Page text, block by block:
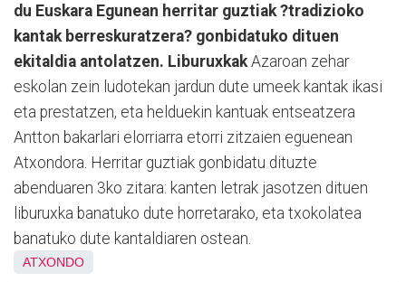
du Euskara Egunean herritar guztiak ?tradizioko
kantak berreskuratzera? gonbidatuko dituen
ekitaldia antolatzen. Liburuxkak Azaroan zehar
eskolan zein ludotekan jardun dute umeek kantak ikasi
eta prestatzen, eta helduekin kantuak entseatzera
Antton bakarlari elorriarra etorri zitzaien eguenean
Atxondora. Herritar guztiak gonbidatu dituzte
abenduaren 3ko zitara: kanten letrak jasotzen dituen
liburuxka banatuko dute horretarako, eta txokolatea
banatuko dute kantaldiaren ostean.
ATXONDO